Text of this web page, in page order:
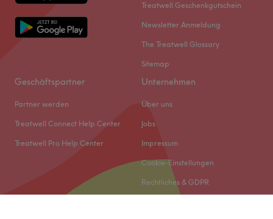
Treatwell Geschenkgutschein
Newsletter Anmeldung
The Treatwell Glossary
Sitemap
Geschäftspartner
Partner werden
Treatwell Connect Help Center
Treatwell Pro Help Center
Unternehmen
Über uns
Jobs
Impressum
Cookie-Einstellungen
Rechtliches & GDPR